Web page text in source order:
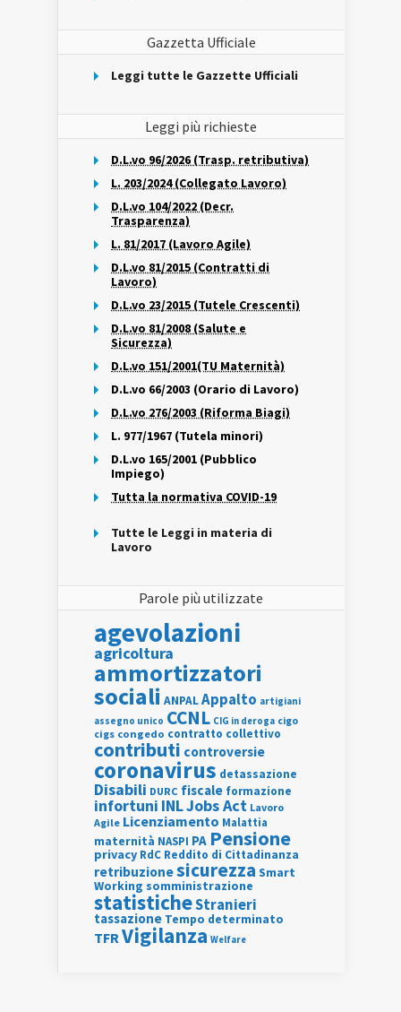
Gazzetta Ufficiale
Leggi tutte le Gazzette Ufficiali
Leggi più richieste
D.L.vo 96/2026 (Trasp. retributiva)
L. 203/2024 (Collegato Lavoro)
D.L.vo 104/2022 (Decr.
Trasparenza)
L. 81/2017 (Lavoro Agile)
D.L.vo 81/2015 (Contratti di
Lavoro)
D.L.vo 23/2015 (Tutele Crescenti)
D.L.vo 81/2008 (Salute e
Sicurezza)
D.L.vo 151/2001(TU Maternità)
D.L.vo 66/2003 (Orario di Lavoro)
D.L.vo 276/2003 (Riforma Biagi)
L. 977/1967 (Tutela minori)
D.L.vo 165/2001 (Pubblico
Impiego)
Tutta la normativa COVID-19
Tutte le Leggi in materia di
Lavoro
Parole più utilizzate
agevolazioni
agricoltura
ammortizzatori
sociali ANPALAppalto artigiani
assegno unico CCNL CIG in deroga cigo
cigs congedo contratto collettivo
contributi controversie
coronavirus detassazione
Disabili DURC fiscale formazione
infortuni INLJobs Act Lavoro
Agile Licenziamento Malattia
maternità NASPI PA Pensione
privacy RdC Reddito di Cittadinanza
retribuzionesicurezza Smart
Working somministrazione
statisticheStranieri
tassazione Tempo determinato
TFRVigilanza Welfare